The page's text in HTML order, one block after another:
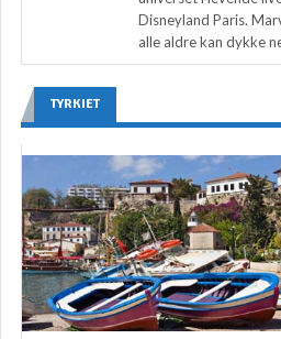
Disneyland Paris.
alle aldre kan dykke
TYRKIET